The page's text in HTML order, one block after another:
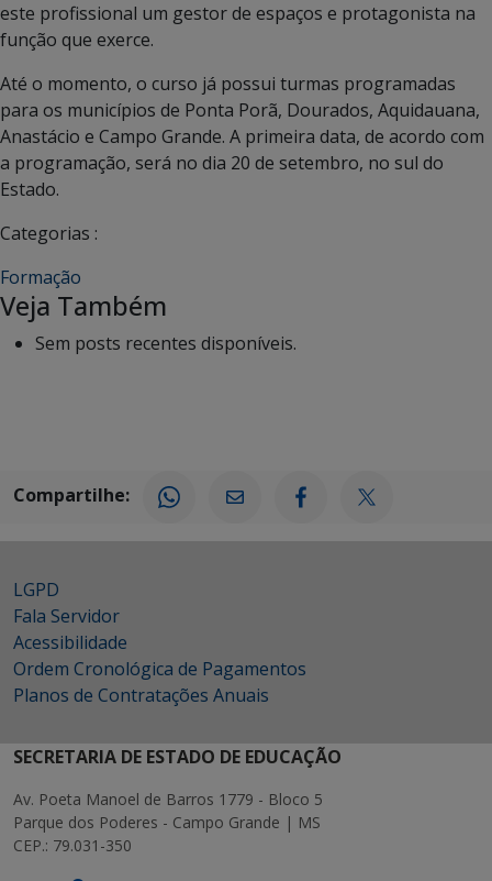
este profissional um gestor de espaços e protagonista na
função que exerce.
Até o momento, o curso já possui turmas programadas
para os municípios de Ponta Porã, Dourados, Aquidauana,
Anastácio e Campo Grande. A primeira data, de acordo com
a programação, será no dia 20 de setembro, no sul do
Estado.
Categorias :
Formação
Veja Também
Sem posts recentes disponíveis.
Compartilhe:
LGPD
Fala Servidor
Acessibilidade
Ordem Cronológica de Pagamentos
Planos de Contratações Anuais
SECRETARIA DE ESTADO DE EDUCAÇÃO
Av. Poeta Manoel de Barros 1779 - Bloco 5
Parque dos Poderes - Campo Grande | MS
CEP.: 79.031-350